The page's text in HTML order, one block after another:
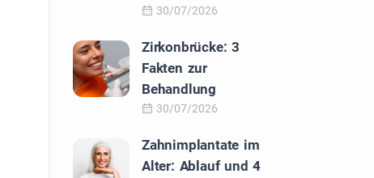
30/07/2026
Zirkonbrücke: 3
Fakten zur
Behandlung
30/07/2026
Zahnimplantate im
Alter: Ablauf und 4